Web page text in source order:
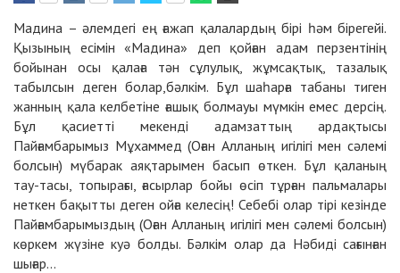
Мадина – әлемдегі ең ғажап қалалардың бірі һәм бірегейі.
Қызының есімін «Мадина» деп қойған адам перзентінің
бойынан осы қалаға тән сұлулық, жұмсақтық, тазалық
табылсын деген болар,бәлкім. Бұл шаһарға табаны тиген
жанның қала келбетіне ғашық болмауы мүмкін емес дерсің.
Бұл қасиетті мекенді адамзаттың ардақтысы
Пайғамбарымыз Мұхаммед (Оған Алланың игілігі мен сәлемі
болсын) мүбарак аяқтарымен басып өткен. Бұл қаланың
тау-тасы, топырағы, ғасырлар бойы өсіп тұрған пальмалары
неткен бақытты деген ойға келесің! Себебі олар тірі кезінде
Пайғамбарымыздың (Оған Алланың игілігі мен сәлемі болсын)
көркем жүзіне куә болды. Бәлкім олар да Нәбиді сағынған
шығар...